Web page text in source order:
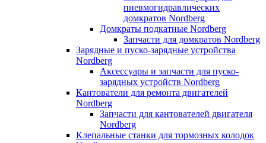
пневмогидравлических
домкратов Nordberg
Домкраты подкатные Nordberg
Запчасти для домкратов Nordberg
Зарядные и пуско-зарядные устройства
Nordberg
Аксессуары и запчасти для пуско-
зарядных устройств Nordberg
Кантователи для ремонта двигателей
Nordberg
Запчасти для кантователей двигателя
Nordberg
Клепальные станки для тормозных колодок